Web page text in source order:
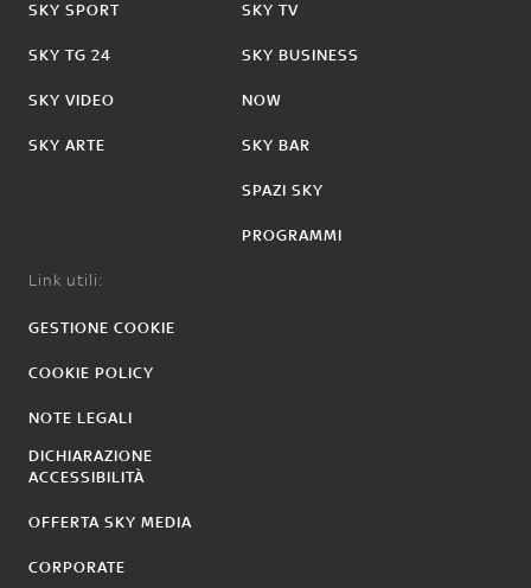
SKY SPORT
SKY TG 24
SKY VIDEO
SKY ARTE
SKY TV
SKY BUSINESS
NOW
SKY BAR
SPAZI SKY
PROGRAMMI
Link utili:
GESTIONE COOKIE
COOKIE POLICY
NOTE LEGALI
DICHIARAZIONE
ACCESSIBILITÀ
OFFERTA SKY MEDIA
CORPORATE